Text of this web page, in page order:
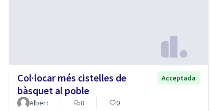
Col·locar més cistelles de
bàsquet al poble
Acceptada
Albert 0 0